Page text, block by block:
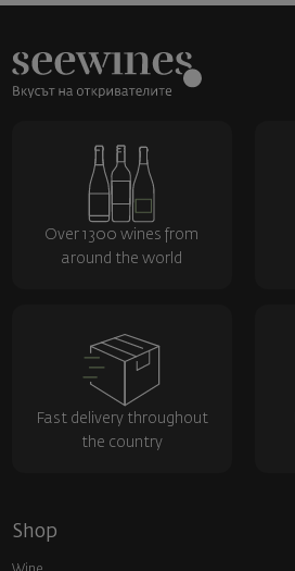
Over 1300 wines from
around the world
Fast delivery throughout
the country
Shop